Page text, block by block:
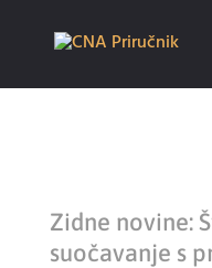
Zidne novine:
suočavanje s